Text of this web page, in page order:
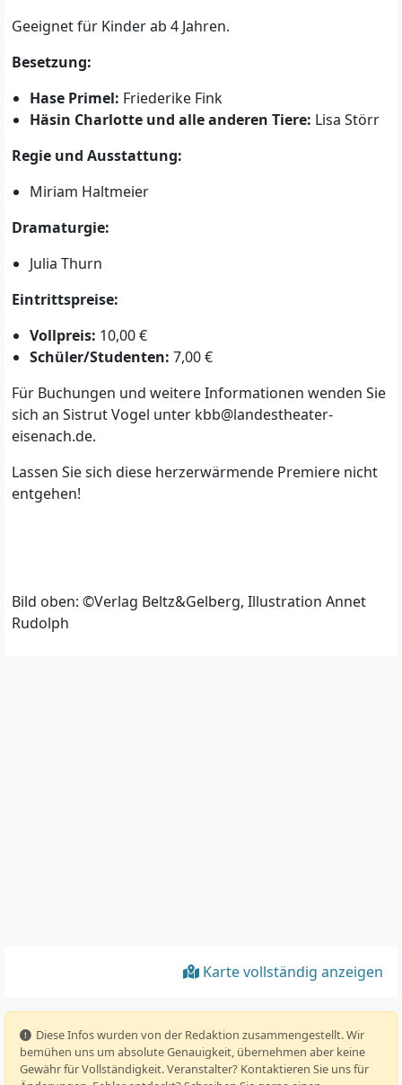
Geeignet für Kinder ab 4 Jahren.
Besetzung:
Hase Primel: Friederike Fink
Häsin Charlotte und alle anderen Tiere: Lisa Störr
Regie und Ausstattung:
Miriam Haltmeier
Dramaturgie:
Julia Thurn
Eintrittspreise:
Vollpreis: 10,00 €
Schüler/Studenten: 7,00 €
Für Buchungen und weitere Informationen wenden Sie
sich an Sistrut Vogel unter kbb@landestheater-
eisenach.de.
Lassen Sie sich diese herzerwärmende Premiere nicht
entgehen!
Bild oben: ©Verlag Beltz&Gelberg, Illustration Annet
Rudolph
Karte vollständig anzeigen
️ Diese Infos wurden von der Redaktion zusammengestellt. Wir
bemühen uns um absolute Genauigkeit, übernehmen aber keine
Gewähr für Vollständigkeit. Veranstalter? Kontaktieren Sie uns für